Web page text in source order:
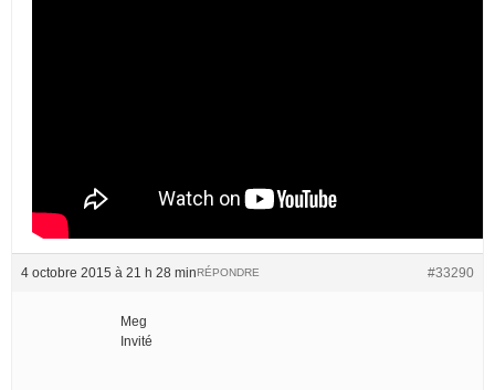
4 octobre 2015 à 21 h 28 min #33290
RÉPONDRE
Meg
Invité